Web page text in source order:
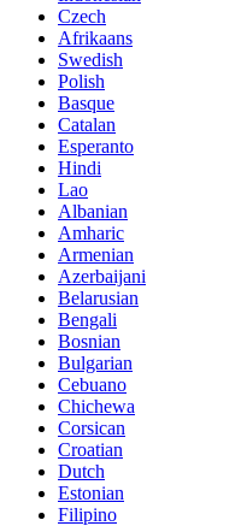
Czech
Afrikaans
Swedish
Polish
Basque
Catalan
Esperanto
Hindi
Lao
Albanian
Amharic
Armenian
Azerbaijani
Belarusian
Bengali
Bosnian
Bulgarian
Cebuano
Chichewa
Corsican
Croatian
Dutch
Estonian
Filipino